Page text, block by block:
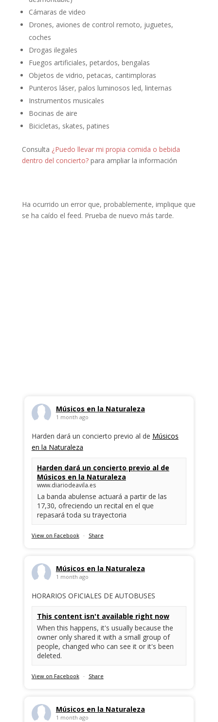
Cámaras de video
Drones, aviones de control remoto, juguetes,
coches
Drogas ilegales
Fuegos artificiales, petardos, bengalas
Objetos de vidrio, petacas, cantimploras
Punteros láser, palos luminosos led, linternas
Instrumentos musicales
Bocinas de aire
Bicicletas, skates, patines
Consulta ¿Puedo llevar mi propia comida o bebida
dentro del concierto?para ampliar la información
Ha ocurrido un error que, probablemente, implique que
se ha caído el feed. Prueba de nuevo más tarde.
Músicos en la Naturaleza
1 month ago
Harden dará un concierto previo al de Músicos
en la Naturaleza
Harden dará un concierto previo al de
Músicos en la Naturaleza
www.diariodeavila.es
La banda abulense actuará a partir de las
17,30, ofreciendo un recital en el que
repasará toda su trayectoria
View on Facebook · Share
Músicos en la Naturaleza
1 month ago
HORARIOS OFICIALES DE AUTOBUSES
This content isn't available right now
When this happens, it's usually because the
owner only shared it with a small group of
people, changed who can see it or it's been
deleted.
View on Facebook · Share
Músicos en la Naturaleza
1 month ago